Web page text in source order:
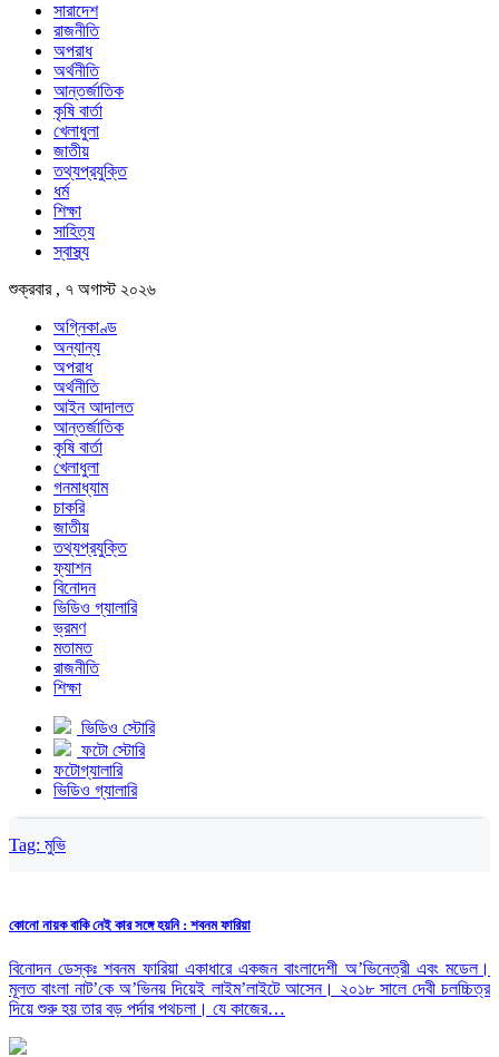
সারাদেশ
রাজনীতি
অপরাধ
অর্থনীতি
আন্তর্জাতিক
কৃষি বার্তা
খেলাধুলা
জাতীয়
তথ্যপ্রযুক্তি
ধর্ম
শিক্ষা
সাহিত্য
স্বাস্থ্য
শুক্রবার , ৭ অগাস্ট ২০২৬
অগ্নিকাণ্ড
অন্যান্য
অপরাধ
অর্থনীতি
আইন আদালত
আন্তর্জাতিক
কৃষি বার্তা
খেলাধুলা
গনমাধ্যাম
চাকরি
জাতীয়
তথ্যপ্রযুক্তি
ফ্যাশন
বিনোদন
ভিডিও গ্যালারি
ভ্রমণ
মতামত
রাজনীতি
শিক্ষা
ভিডিও স্টোরি
ফটো স্টোরি
ফটোগ্যালারি
ভিডিও গ্যালারি
Tag: মুভি
কোনো নায়ক বাকি নেই কার সঙ্গে হয়নি : শবনম ফারিয়া
বিনোদন ডেস্কঃ শবনম ফারিয়া একাধারে একজন বাংলাদেশী অ’ভিনেত্রী এবং মডেল।
মূলত বাংলা নাট’কে অ’ভিনয় দিয়েই লাইম’লাইটে আসেন। ২০১৮ সালে দেবী চলচ্চিত্র
দিয়ে শুরু হয় তার বড় পর্দার পথচলা। যে কাজের…